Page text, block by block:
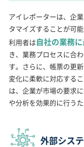
アイレポーターは、企
タマイズすることが可能
利用者は自社の業務
き、業務プロセスに合
す。さらに、帳票の更
変化に柔軟に対応する
は、企業が市場の要求
や分析を効果的に行う
外部シス